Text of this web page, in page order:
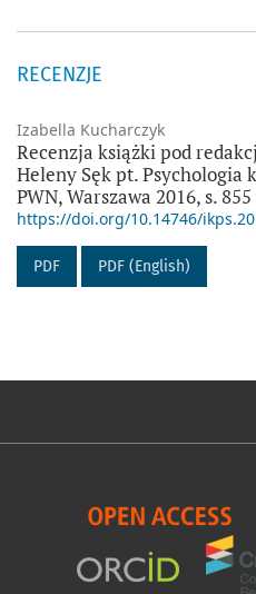
RECENZJE
Izabella Kucharczyk
Recenzja książki pod
Heleny Sęk pt. Psychologia
PWN, Warszawa 2016, s. 855
https://doi.org/10.14746/
PDF PDF (English)